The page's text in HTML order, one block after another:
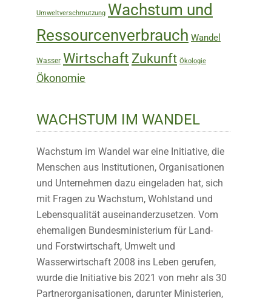
Umweltverschmutzung Wachstum und
Ressourcenverbrauch Wandel
Wasser Wirtschaft Zukunft Ökologie
Ökonomie
WACHSTUM IM WANDEL
Wachstum im Wandel war eine Initiative, die
Menschen aus Institutionen, Organisationen
und Unternehmen dazu eingeladen hat, sich
mit Fragen zu Wachstum, Wohlstand und
Lebensqualität auseinanderzusetzen. Vom
ehemaligen Bundesministerium für Land-
und Forstwirtschaft, Umwelt und
Wasserwirtschaft 2008 ins Leben gerufen,
wurde die Initiative bis 2021 von mehr als 30
Partnerorganisationen, darunter Ministerien,